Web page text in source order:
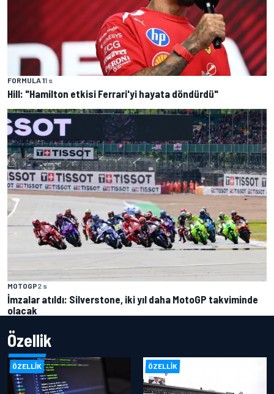
FORMULA 11 s
Hill: "Hamilton etkisi Ferrari'yi hayata döndürdü"
MOTOGP2 s
İmzalar atıldı: Silverstone, iki yıl daha MotoGP takviminde
olacak
Özellik
ÖZELLIK ÖZELLIK